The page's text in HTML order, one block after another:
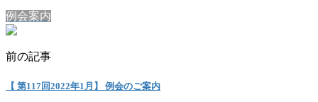
例会案内
前の記事
【 第117回2022年1月】 例会のご案内